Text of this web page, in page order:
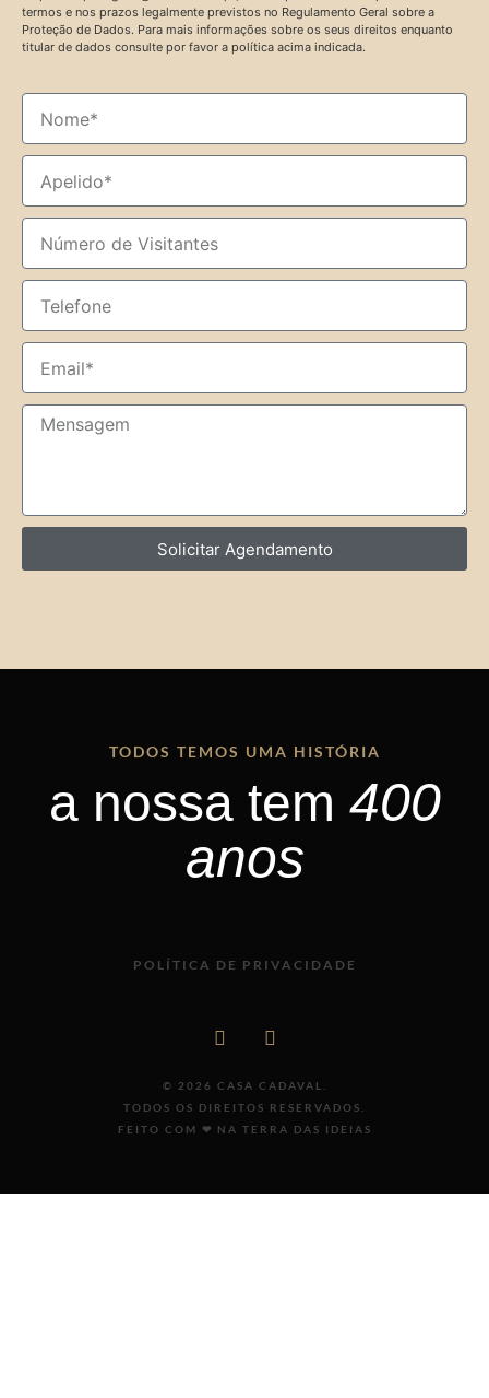
termos e nos prazos legalmente previstos no Regulamento Geral sobre a
Proteção de Dados. Para mais informações sobre os seus direitos enquanto
titular de dados consulte por favor a política acima indicada.
Solicitar Agendamento
TODOS TEMOS UMA HISTÓRIA
a nossa tem 400
anos
POLÍTICA DE PRIVACIDADE
© 2026 CASA CADAVAL.
TODOS OS DIREITOS RESERVADOS.
FEITO COM ❤ NA TERRA DAS IDEIAS